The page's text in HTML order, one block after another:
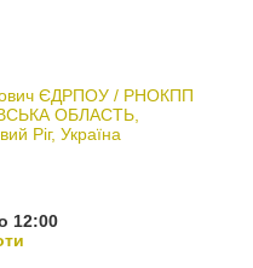
ЄДРПОУ / РНОКПП
ОБЛАСТЬ,
Ріг, Україна
12:00